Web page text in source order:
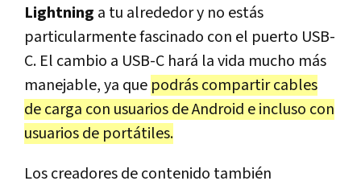
Lightning a tu alrededor y no estás
particularmente fascinado con el puerto USB-
C. El cambio a USB-C hará la vida mucho más
manejable, ya que podrás compartir cables
de carga con usuarios de Android e incluso con
usuarios de portátiles.
Los creadores de contenido también